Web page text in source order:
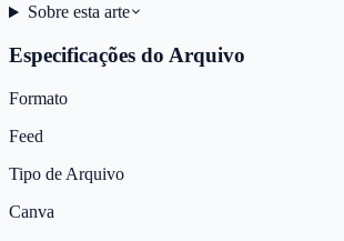
Sobre esta arte
Especificações do Arquivo
Formato
Feed
Tipo de Arquivo
Canva